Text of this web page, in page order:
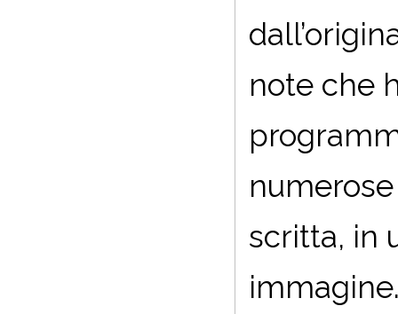
note che
scritta, in